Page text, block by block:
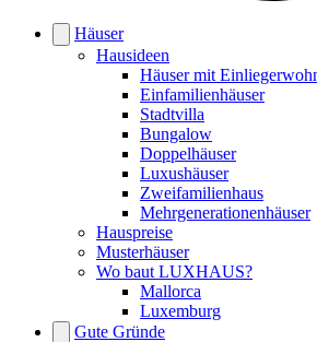
Häuser
Hausideen
Häuser mit
Einfamilienhäuser
Stadtvilla
Bungalow
Doppelhäuser
Luxushäuser
Zweifamilienhaus
Mehrgenerationenhäuser
Hauspreise
Musterhäuser
Wo baut LUXHAUS?
Mallorca
Luxemburg
Gute Gründe